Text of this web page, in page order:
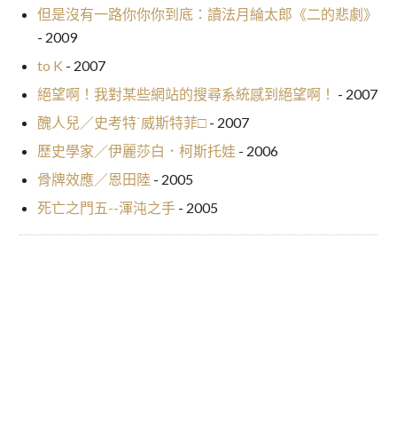
但是沒有一路你你你到底：讀法月綸太郎《二的悲劇》
- 2009
to K - 2007
絕望啊！我對某些網站的搜尋系統感到絕望啊！ - 2007
醜人兒／史考特˙威斯特菲□- 2007
歷史學家／伊麗莎白．柯斯托娃 - 2006
骨牌效應／恩田陸- 2005
死亡之門五--渾沌之手- 2005